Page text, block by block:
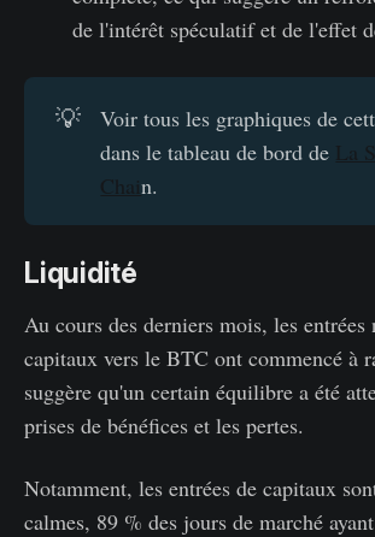
de l'intérêt spéculatif et de l'effet
💡
Voir tous les graphiques de
dans le tableau de bord de La
Chain.
Liquidité
Au cours des derniers mois, les entrées
capitaux vers le BTC ont commencé à
suggère qu'un certain équilibre a été
prises de bénéfices et les pertes.
Notamment, les entrées de capitaux
calmes, 89 % des jours de marché